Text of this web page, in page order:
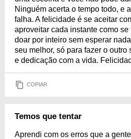
Ninguém acerta o tempo todo, e
falha. A felicidade é se aceitar
aproveitar cada instante como
doar por inteiro sem esperar
seu melhor, só para fazer o outro
e dedicação com a vida.
COPIAR
Temos que tentar
Aprendi com os erros que a